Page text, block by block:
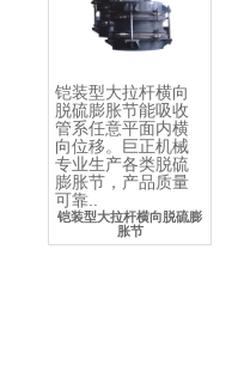
铠装型大拉杆横向
脱硫膨胀节能吸收
管系任意平面内横
向位移。巨正机械
专业生产各类脱硫
膨胀节，产品质量
可靠..
铠装型大拉杆横向脱硫膨
胀节